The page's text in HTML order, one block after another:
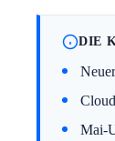
DIE
Mai-